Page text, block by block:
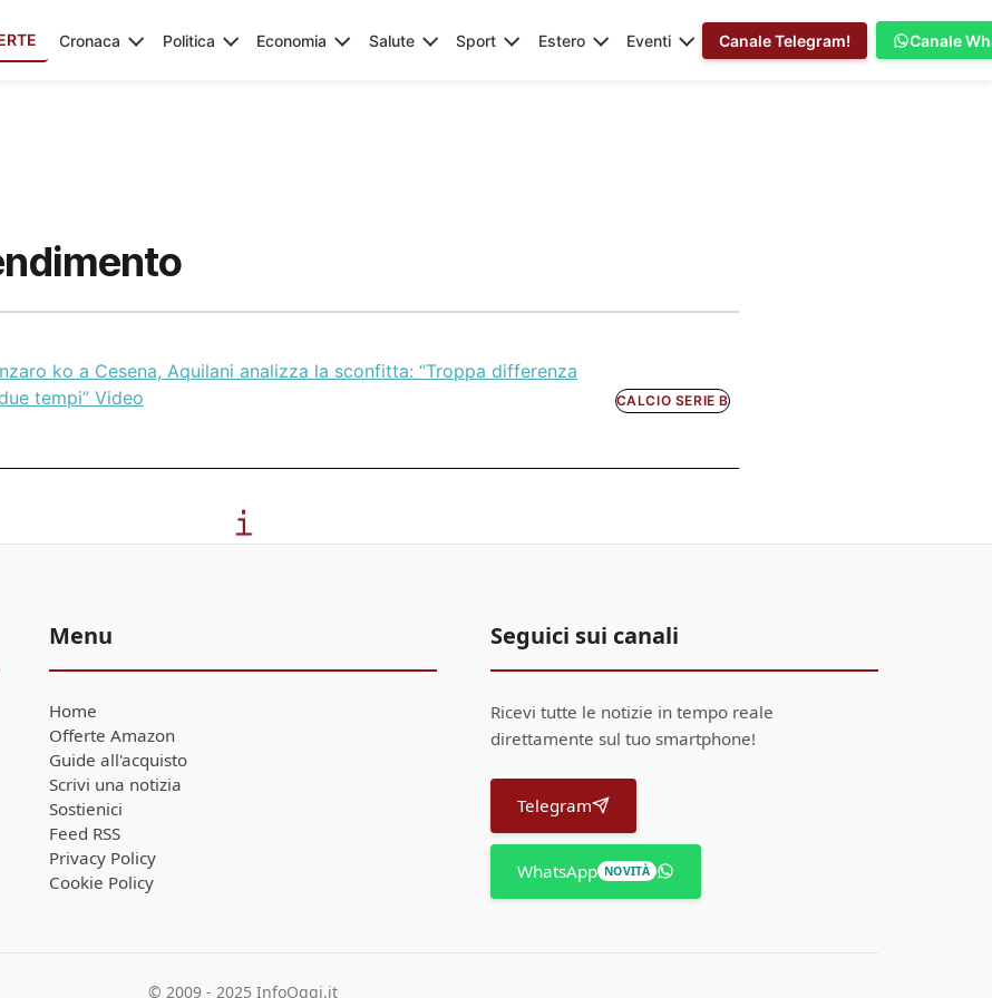
Cronaca Politica Economia Salute Sport Estero Eventi Canale Telegram! Canale
ko a Cesena, Aquilani analizza la sconfitta: “Troppa differenza
tempi” Video
CALCIO SERIE B
Menu
Home
Offerte Amazon
Guide all'acquisto
Scrivi una notizia
Sostienici
Feed RSS
Privacy Policy
Cookie Policy
Seguici sui canali
Ricevi tutte le notizie in tempo reale
direttamente sul tuo smartphone!
Telegram
WhatsApp NOVITÀ
© 2009 - 2025 InfoOggi.it